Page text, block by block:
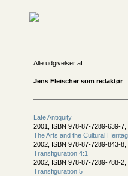
Alle udgivelser af
Jens Fleischer som redaktør
Late Antiquity
2001, ISBN 978-87-7289-639-7,
The Arts and the Cultural
2002, ISBN 978-87-7289-843-8,
Transfiguration 4:1
2002, ISBN 978-87-7289-788-2,
Transfiguration 5